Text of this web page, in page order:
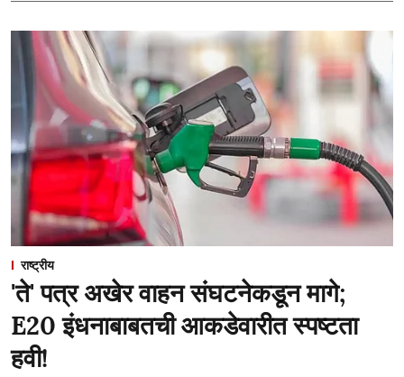
राष्ट्रीय
'ते' पत्र अखेर वाहन संघटनेकडून मागे;
E20 इंधनाबाबतची आकडेवारीत स्पष्टता
हवी!